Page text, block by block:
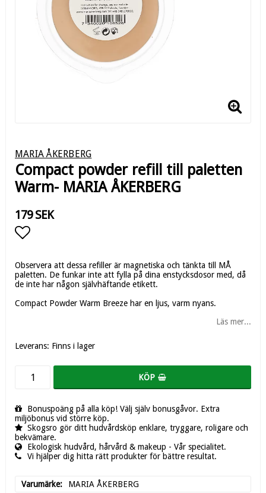
MARIA ÅKERBERG
Compact powder refill till paletten
Warm- MARIA ÅKERBERG
179 SEK
Observera att dessa refiller är magnetiska och tänkta till MÅ
paletten. De funkar inte att fylla på dina enstycksdosor med, då
de inte har någon självhäftande etikett.
Compact Powder Warm Breeze har en ljus, varm nyans.
Läs mer...
Leverans: Finns i lager
KÖP
Bonuspoäng på alla köp! Välj själv bonusgåvor. Extra
miljöbonus vid större köp.
Skogsro gör ditt hudvårdsköp enklare, tryggare, roligare och
bekvämare.
Ekologisk hudvård, hårvård & makeup - Vår specialitet.
Vi hjälper dig hitta rätt produkter för bättre resultat.
Varumärke MARIA ÅKERBERG